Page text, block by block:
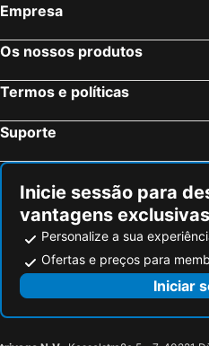
Empresa
Os nossos produtos
Termos e políticas
Suporte
Inicie sessão para
vantagens
Personalize a sua
Ofertas e preços para
Iniciar